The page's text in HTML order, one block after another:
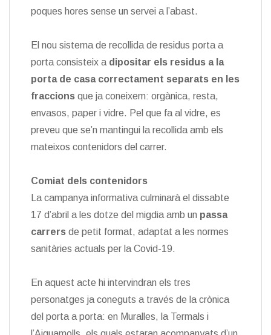
poques hores sense un servei a l’abast.
El nou sistema de recollida de residus porta a
porta consisteix a dipositar els residus a la
porta de casa correctament separats en les
fraccions que ja coneixem: orgànica, resta,
envasos, paper i vidre. Pel que fa al vidre, es
preveu que se’n mantingui la recollida amb els
mateixos contenidors del carrer.
Comiat dels contenidors
La campanya informativa culminarà el dissabte
17 d’abril a les dotze del migdia amb un passa
carrers de petit format, adaptat a les normes
sanitàries actuals per la Covid-19.
En aquest acte hi intervindran els tres
personatges ja coneguts a través de la crònica
del porta a porta: en Muralles, la Termals i